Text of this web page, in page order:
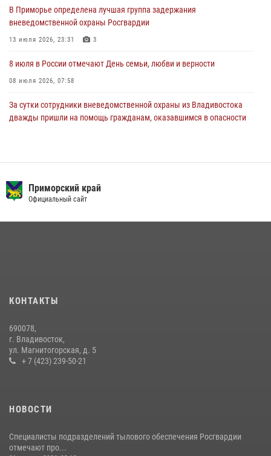
разрешительной работы Росгвардии напомнили гражданам, как
сдать оружие за вознаграждение
23 июля 2026, 22:45
В Приморье определена лучшая группа задержания
вневедомственной охраны Росгвардии
13 июля 2026, 23:31 3
8 июля в России отмечают День семьи, любви и верности
08 июля 2026, 07:58
За сутки сотрудники вневедомственной охраны из Владивостока
дважды пришли на помощь гражданам, оказавшимся в опасности
10 июля 2026, 06:31 4
16 июля 2026, 01:13
боевого опыта
08 июля 2026, 07:52
Приморский край
Официальный сайт
КОНТАКТЫ
690078,
г. Владивосток,
ул. Магнитогорская, д. 5
+ 7 (423) 239-50-21
НОВОСТИ
Специалисты подразделений тылового обеспечения Росгвардии
отмечают про...